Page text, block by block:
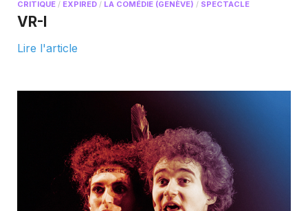
CRITIQUE / EXPIRED / LA COMÉDIE (GENÈVE) / SPECTACLE
VR-I
Lire l'article